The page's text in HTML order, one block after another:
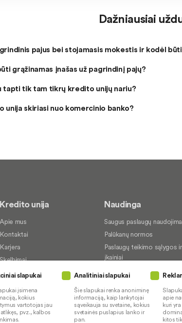
Dažniausiai
pajus bei stojamasis mokestis ir kodėl
grąžinamas įnašas už pagrindinį pajų?
tapti tik tam tikrų kredito unijų nariu?
unija skiriasi nuo komercinio banko?
Kredito unija
Apie mus
Kontaktai
Karjera
Skelbimai
Socialinė atsakomybė
Naudinga
Saugus paslaugų
Palūkanų normos
Paslaugų teikimo sąlygos ir
įkainiai
Kredito tarpininkai
Paslaugų sutrikimai
Pranešėjų apsauga
slapukai
įsimena
kokius
vartotojas jau
pvz., kalbos
Analitiniai slapukai
Šie slapukai renka anoniminę
informaciją, kaip lankytojai
sąveikauja su svetaine, kokius
svetainės puslapius lanko ir
pan.
apie
kuri
kitos